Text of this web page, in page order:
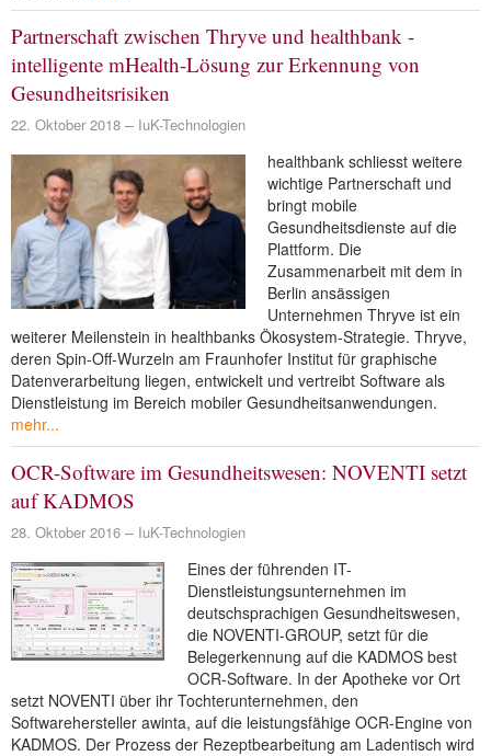
Partnerschaft zwischen Thryve und healthbank -
intelligente mHealth-Lösung zur Erkennung von
Gesundheitsrisiken
22. Oktober 2018 IuK-Technologien
healthbank schliesst weitere
wichtige Partnerschaft und
bringt mobile
Gesundheitsdienste auf die
Plattform. Die
Zusammenarbeit mit dem in
Berlin ansässigen
Unternehmen Thryve ist ein
weiterer Meilenstein in healthbanks Ökosystem-Strategie. Thryve,
deren Spin-Off-Wurzeln am Fraunhofer Institut für graphische
Datenverarbeitung liegen, entwickelt und vertreibt Software als
Dienstleistung im Bereich mobiler Gesundheitsanwendungen.
mehr...
OCR-Software im Gesundheitswesen: NOVENTI setzt
auf KADMOS
28. Oktober 2016 IuK-Technologien
Eines der führenden IT-
Dienstleistungsunternehmen im
deutschsprachigen Gesundheitswesen,
die NOVENTI-GROUP, setzt für die
Belegerkennung auf die KADMOS best
OCR-Software. In der Apotheke vor Ort
setzt NOVENTI über ihr Tochterunternehmen, den
Softwarehersteller awinta, auf die leistungsfähige OCR-Engine von
KADMOS. Der Prozess der Rezeptbearbeitung am Ladentisch wird